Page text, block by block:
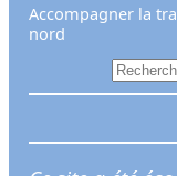
Accompagner la
nord
e
h